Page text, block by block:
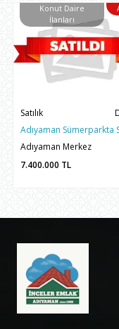
Konut Daire
İlanları
Satılık
Adıyaman Merkez
7.400.000 TL